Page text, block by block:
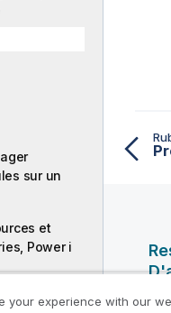
sur un
et
Power i
your experience with our